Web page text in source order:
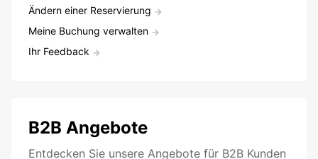
Ändern einer Reservierung
Meine Buchung verwalten
Ihr Feedback
B2B Angebote
Entdecken Sie unsere Angebote für B2B Kunden